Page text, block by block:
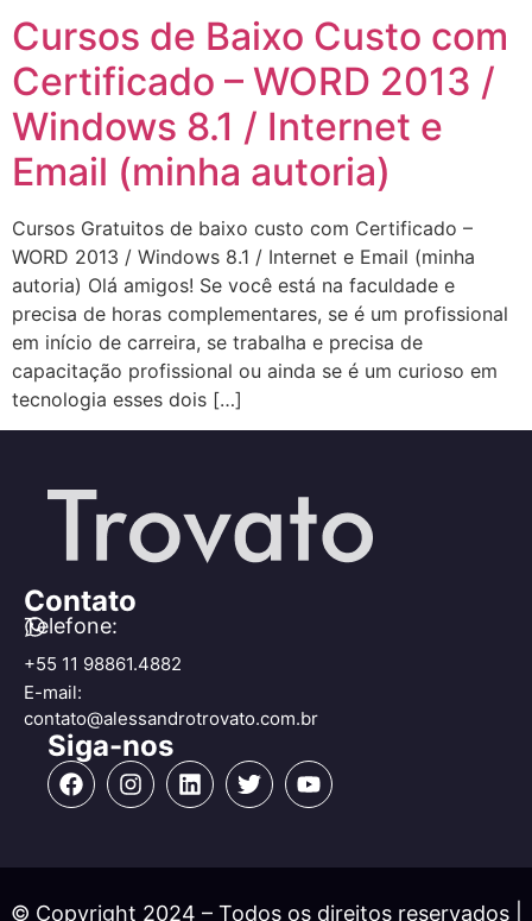
Cursos de Baixo Custo com
Certificado – WORD 2013 /
Windows 8.1 / Internet e
Email (minha autoria)
Cursos Gratuitos de baixo custo com Certificado –
WORD 2013 / Windows 8.1 / Internet e Email (minha
autoria) Olá amigos! Se você está na faculdade e
precisa de horas complementares, se é um profissional
em início de carreira, se trabalha e precisa de
capacitação profissional ou ainda se é um curioso em
tecnologia esses dois […]
Contato
Telefone:
+55 11 98861.4882
E-mail:
contato@alessandrotrovato.com.br
Siga-nos
© Copyright 2024 – Todos os direitos reservados |